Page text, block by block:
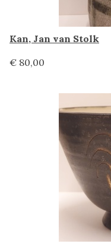
Kan, Jan van Stolk
€ 80,00